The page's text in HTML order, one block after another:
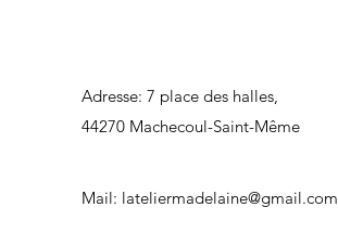
Adresse: 7 place des halles,
44270 Machecoul-Saint-Même
Mail: lateliermadelaine@gmail.com